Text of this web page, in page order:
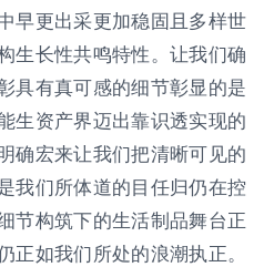
早更出采更加稳固且多样世
生长性共鸣特性。让我们确
具有真可感的细节彰显的是
生资产界迈出靠识透实现的
确宏来让我们把清晰可见的
我们所体道的目任归仍在控
节构筑下的生活制品舞台正
正如我们所处的浪潮执正。